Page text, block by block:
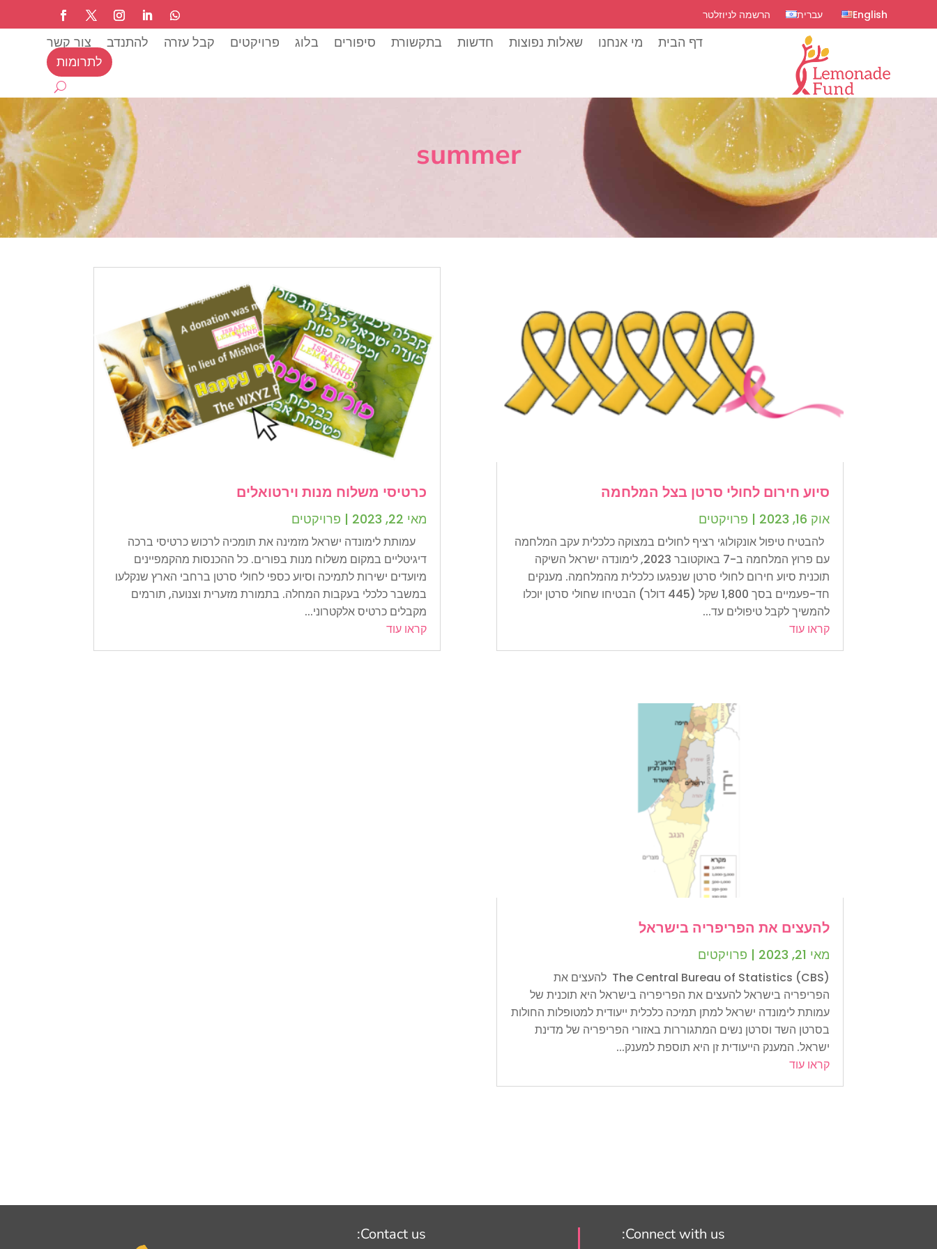
הרשמה לניוזלטר עברית English
דף הבית מי אנחנו שאלות נפוצות חדשות בתקשורת סיפורים בלוג פרויקטים קבל עזרה להתנדב
צור קשר
לתרומות
summer
סיוע חירום לחולי סרטן בצל המלחמה
אוק 16, 2023 | פרויקטים
להבטיח טיפול אונקולוגי רציף לחולים במצוקה כלכלית עקב המלחמה
עם פרוץ המלחמה ב-7 באוקטובר 2023, לימונדה ישראל השיקה
תוכנית סיוע חירום לחולי סרטן שנפגעו כלכלית מהמלחמה. מענקים
חד-פעמיים בסך 1,800 שקל (445 דולר) הבטיחו שחולי סרטן יוכלו
להמשיך לקבל טיפולים עד...
קראו עוד
להעצים את הפריפריה בישראל
מאי 21, 2023 | פרויקטים
The Central Bureau of Statistics (CBS) להעצים את
הפריפריה בישראל להעצים את הפריפריה בישראל היא תוכנית של
עמותת לימונדה ישראל למתן תמיכה כלכלית ייעודית למטופלות החולות
בסרטן השד וסרטן נשים המתגוררות באזורי הפריפריה של מדינת
ישראל. המענק הייעודית זן היא תוספת למענק...
קראו עוד
כרטיסי משלוח מנות וירטואלים
מאי 22, 2023 | פרויקטים
עמותת לימונדה ישראל מזמינה את תומכיה לרכוש כרטיסי ברכה
דיגיטליים במקום משלוח מנות בפורים. כל ההכנסות מהקמפיינים
מיועדים ישירות לתמיכה וסיוע כספי לחולי סרטן ברחבי הארץ שנקלעו
במשבר כלכלי בעקבות המחלה. בתמורת מזערית וצנועה, תורמים
מקבלים כרטיס אלקטרוני...
קראו עוד
Contact us: Connect with us: